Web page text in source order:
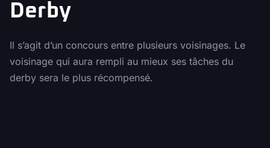
Derby
Il s’agit d’un concours entre plusieurs voisinages. Le
voisinage qui aura rempli au mieux ses tâches du
derby sera le plus récompensé.